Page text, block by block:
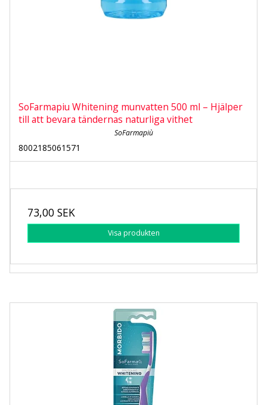
SoFarmapiu Whitening munvatten 500 ml – Hjälper
till att bevara tändernas naturliga vithet
SoFarmapiù
8002185061571
73,00 SEK
Visa produkten